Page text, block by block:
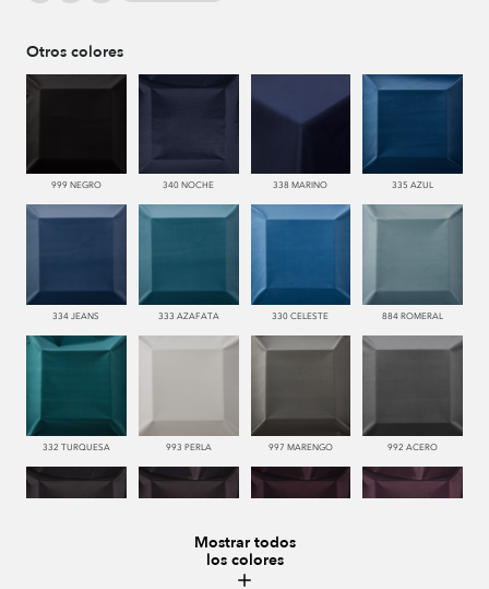
Otros colores
999 NEGRO 340 NOCHE 338 MARINO 335 AZUL
334 JEANS 333 AZAFATA 330 CELESTE 884 ROMERAL
332 TURQUESA 993 PERLA 997 MARENGO 992 ACERO
Mostrar todos
los colores